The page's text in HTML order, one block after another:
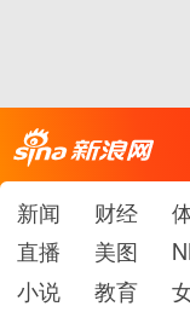
新闻 财经
直播
美图
小说
教育